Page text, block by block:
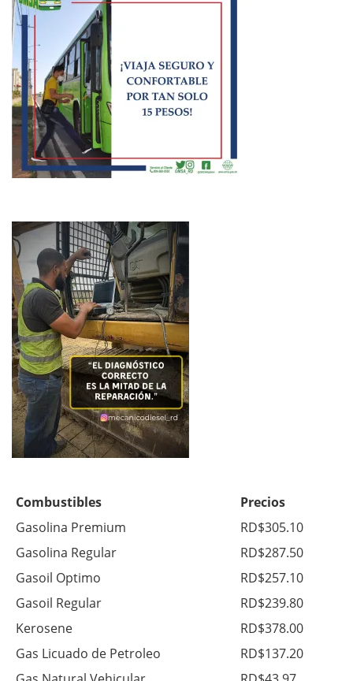
Combustibles
Precios
Gasolina Premium
RD$305.10
Gasolina Regular
RD$287.50
Gasoil Optimo
RD$257.10
Gasoil Regular
RD$239.80
Kerosene
RD$378.00
Gas Licuado de Petroleo
RD$137.20